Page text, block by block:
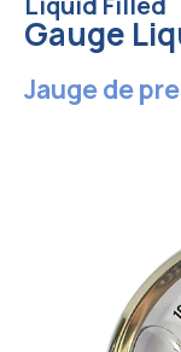
Gauge
Jauge de